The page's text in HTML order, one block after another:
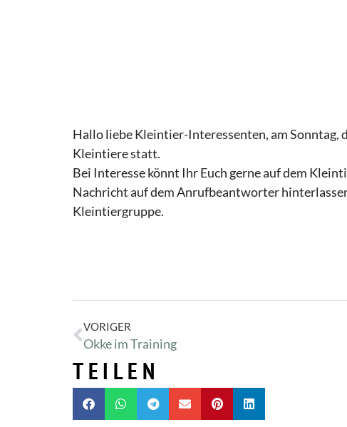
Hallo liebe Kleintier-Interessenten, am Sonntag,
Kleintiere statt.
Bei Interesse könnt Ihr Euch gerne auf dem
Nachricht auf dem Anrufbeantworter
Kleintiergruppe.
VORIGER
Okke im Training
TEILEN